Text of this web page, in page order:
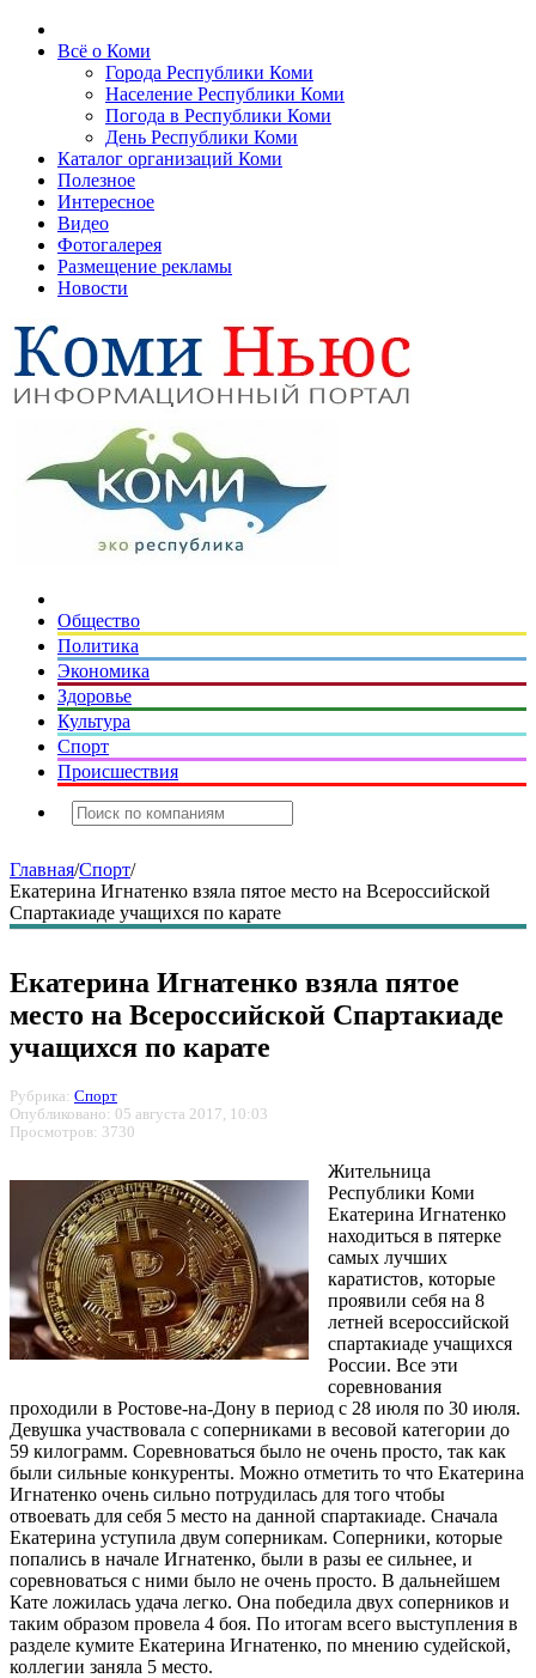
Всё о Коми
Города Республики Коми
Население Республики Коми
Погода в Республики Коми
День Республики Коми
Каталог организаций Коми
Полезное
Интересное
Видео
Фотогалерея
Размещение рекламы
Новости
Общество
Политика
Экономика
Здоровье
Культура
Спорт
Происшествия
Главная/Спорт/
Екатерина Игнатенко взяла пятое место на Всероссийской
Спартакиаде учащихся по карате
Екатерина Игнатенко взяла пятое
место на Всероссийской Спартакиаде
учащихся по карате
Рубрика: Спорт
Опубликовано: 05 августа 2017, 10:03
Просмотров: 3730
Жительница
Республики Коми
Екатерина Игнатенко
находиться в пятерке
самых лучших
каратистов, которые
проявили себя на 8
летней всероссийской
спартакиаде учащихся
России. Все эти
соревнования
проходили в Ростове-на-Дону в период с 28 июля по 30 июля.
Девушка участвовала с соперниками в весовой категории до
59 килограмм. Соревноваться было не очень просто, так как
были сильные конкуренты. Можно отметить то что Екатерина
Игнатенко очень сильно потрудилась для того чтобы
отвоевать для себя 5 место на данной спартакиаде. Сначала
Екатерина уступила двум соперникам. Соперники, которые
попались в начале Игнатенко, были в разы ее сильнее, и
соревноваться с ними было не очень просто. В дальнейшем
Кате ложилась удача легко. Она победила двух соперников и
таким образом провела 4 боя. По итогам всего выступления в
разделе кумите Екатерина Игнатенко, по мнению судейской,
коллегии заняла 5 место.